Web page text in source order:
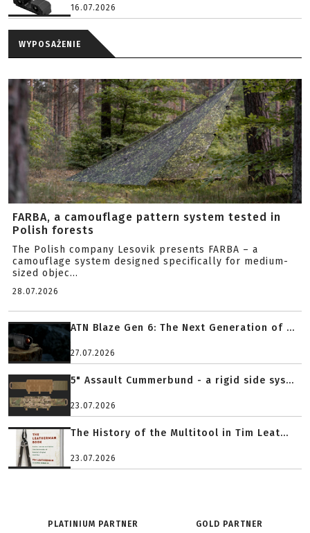
16.07.2026
WYPOSAŻENIE
FARBA, a camouflage pattern system tested in
Polish forests
The Polish company Lesovik presents FARBA – a
camouflage system designed specifically for medium-
sized objec...
28.07.2026
ATN Blaze Gen 6: The Next Generation of ...
27.07.2026
5" Assault Cummerbund - a rigid side sys...
23.07.2026
The History of the Multitool in Tim Leat...
23.07.2026
PLATINIUM PARTNER GOLD PARTNER